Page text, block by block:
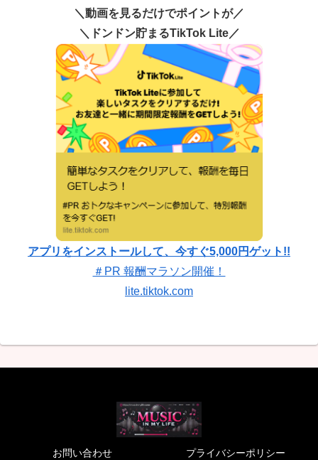
＼動画を見るだけでポイントが／
＼ドンドン貯まるTikTok Lite／
アプリをインストールして、今すぐ5,000円ゲット!!
＃PR 報酬マラソン開催！
lite.tiktok.com
お問い合わせ プライバシーポリシー